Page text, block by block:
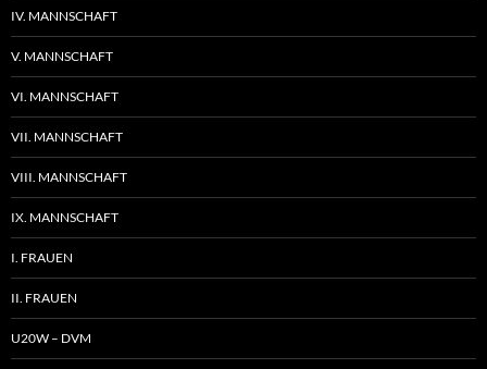
IV. MANNSCHAFT
V. MANNSCHAFT
VI. MANNSCHAFT
VII. MANNSCHAFT
VIII. MANNSCHAFT
IX. MANNSCHAFT
I. FRAUEN
II. FRAUEN
U20W – DVM